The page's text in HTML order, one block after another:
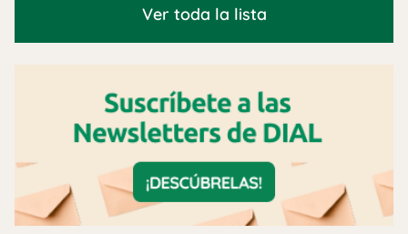
Ver toda la lista